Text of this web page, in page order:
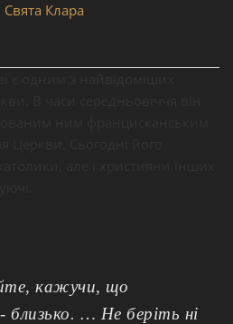
Свята Клара
кажучи, що
близько. … Не беріть ні